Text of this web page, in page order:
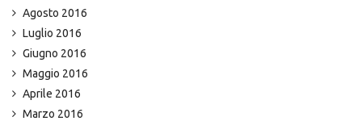
Agosto 2016
Luglio 2016
Giugno 2016
Maggio 2016
Aprile 2016
Marzo 2016